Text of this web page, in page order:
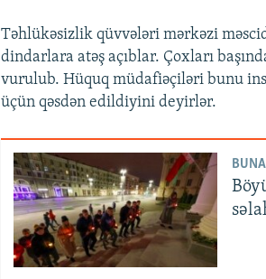
Təhlükəsizlik qüvvələri mərkəzi
dindarlara atəş açıblar. Çoxları
vurulub. Hüquq müdafiəçiləri bunu
üçün qəsdən edildiyini deyirlər.